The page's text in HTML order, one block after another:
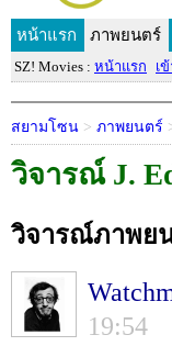
หน้าแรก ภาพยนตร์
SZ! Movies : หน้าแรก เ
สยามโซน > ภาพยนตร์
วิจารณ์ J.
วิจารณ์ภาพย
19:54